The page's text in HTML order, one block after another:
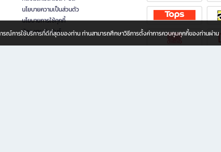
นโยบายความเป็นส่วนตัว
นโยบายการใช้คุกกี้
นักลงทุนสัมพันธ์
รณ์การใช้บริการที่ดีที่สุดของท่าน ท่านสามารถศึกษาวิธีการตั้งค่าการควบคุมคุกกี้ของท่านผ่าน